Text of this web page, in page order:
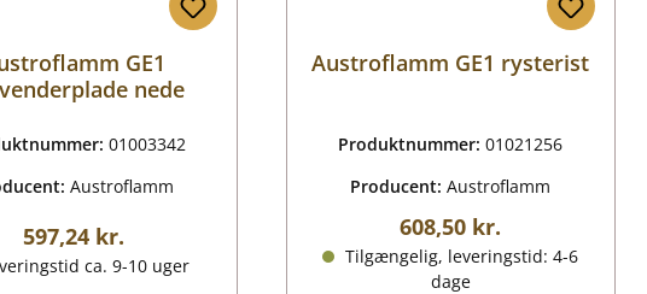
GE1
nede
01003342
Austroflamm
Almindelig pris:
597,24 kr.
ca. 9-10 uger
Austroflamm GE1 rysterist
Produktnummer:01021256
Producent:Austroflamm
Almindelig pris:
608,50 kr.
Tilgængelig, leveringstid: 4-6
dage